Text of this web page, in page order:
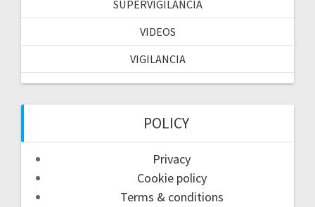
SUPERVIGILANCIA
VIDEOS
VIGILANCIA
POLICY
Privacy
Cookie policy
Terms & conditions